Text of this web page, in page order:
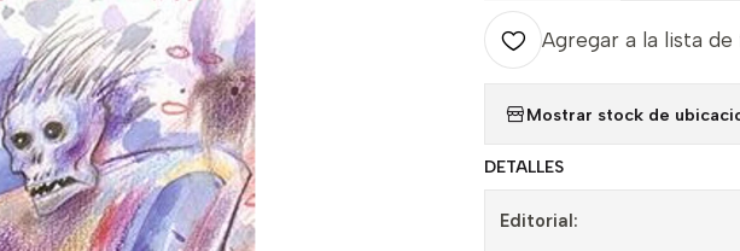
Agregar a la lista
Mostrar stock de
DETALLES
Editorial: